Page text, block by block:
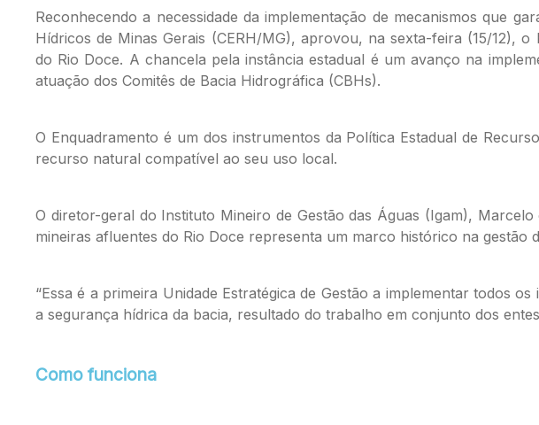
Reconhecendo a necessidade da implementação de mecanismos que
Hídricos de Minas Gerais (CERH/MG), aprovou, na sexta-feira (15/12),
do Rio Doce. A chancela pela instância estadual é um avanço na
atuação dos Comitês de Bacia Hidrográfica (CBHs).
O Enquadramento é um dos instrumentos da Política Estadual de
recurso natural compatível ao seu uso local.
O diretor-geral do Instituto Mineiro de Gestão das Águas (Igam),
mineiras afluentes do Rio Doce representa um marco histórico na gestão
“Essa é a primeira Unidade Estratégica de Gestão a implementar todos
a segurança hídrica da bacia, resultado do trabalho em conjunto dos
Como funciona